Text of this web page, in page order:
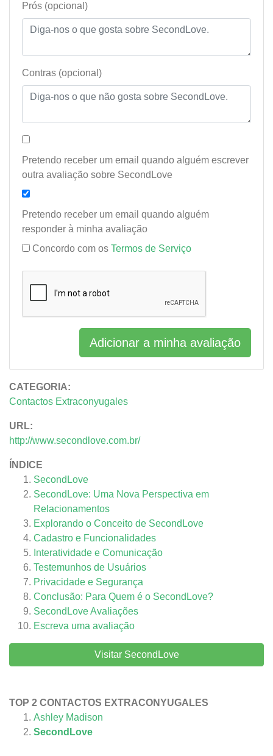
CATEGORIA:
Contactos Extraconyugales
URL:
http://www.secondlove.com.br/
ÍNDICE
SecondLove
SecondLove: Uma Nova Perspectiva em
Relacionamentos
Explorando o Conceito de SecondLove
Cadastro e Funcionalidades
Interatividade e Comunicação
Testemunhos de Usuários
Privacidade e Segurança
Conclusão: Para Quem é o SecondLove?
SecondLoveAvaliações
Escreva uma avaliação
Visitar SecondLove
TOP 2 CONTACTOS EXTRACONYUGALES
Ashley Madison
SecondLove
Prós (opcional)
Contras (opcional)
Pretendo receber um email quando alguém escrever
outra avaliação sobre SecondLove
Pretendo receber um email quando alguém
responder à minha avaliação
Concordo com os Termos de Serviço
Adicionar a minha avaliação